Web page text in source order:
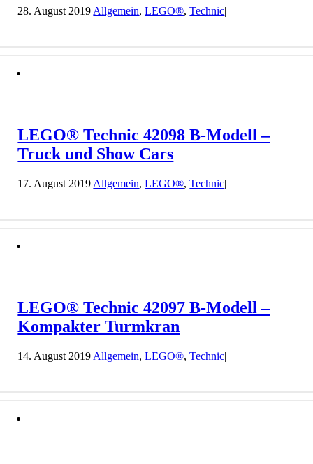
28. August 2019|Allgemein,LEGO®,Technic|
LEGO® Technic 42098 B-Modell –
Truck und Show Cars
17. August 2019|Allgemein,LEGO®,Technic|
LEGO® Technic 42097 B-Modell –
Kompakter Turmkran
14. August 2019|Allgemein,LEGO®,Technic|